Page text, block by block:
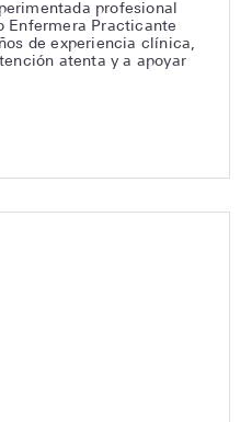
profesional
Enfermera Practicante
de experiencia clínica,
atenta y a apoyar